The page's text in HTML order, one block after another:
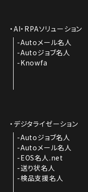
AI・RPAソリューション
Autoメール名人
Autoジョブ名人
Knowfa
デジタライゼーション
Autoジョブ名人
Autoメール名人
EOS名人.net
送り状名人
検品支援名人